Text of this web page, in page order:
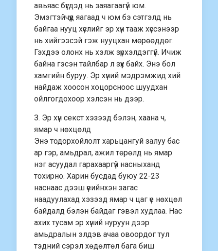
авьяас бүгдэд нь заяагаагүй юм.
Эмэгтэйчүүд яагаад ч юм бэ сэтгэлд нь
байгаа нууц хүслийг эр хүн тааж хүссэнээр
нь хийгээсэй гэж нууцхан мөрөөддөг.
Гэхдээ олонх нь хэлж зүрхэлдэггүй. Ичиж
байна гэсэн тайлбар л зүүх байх. Энэ бол
хамгийн буруу. Эр хүний мэдрэмжид хий
найдаж хоосон хоцорсноос шуудхан
ойлгогдохоор хэлсэн нь дээр.
З. Эр хүн секст хэзээд бэлэн, хаана ч,
ямар ч нөхцөлд
Энэ тодорхойлолт харьцангуй залуу бас
ар гэр, амьдрал, ажил төрөлд нь ямар
нэг асуудал гарахааргүй насныханд
тохирно. Харин бусдад буюу 22-23
наснаас дээш үеийнхэн загас
наадуулахад хэзээд ямар ч цаг үе нөхцөл
байдалд бэлэн байдаг гэвэл худлаа. Нас
ахих тусам эр хүний нуруун дээр
амьдралын элдэв ачаа овоордог тул
тэдний сэрэл хөдөлтөл бага биш